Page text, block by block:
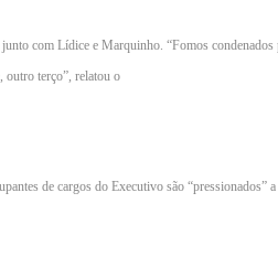
com Lídice e Marquinho. “Fomos
outro terço”, relatou o
de cargos do Executivo são “pressionados”